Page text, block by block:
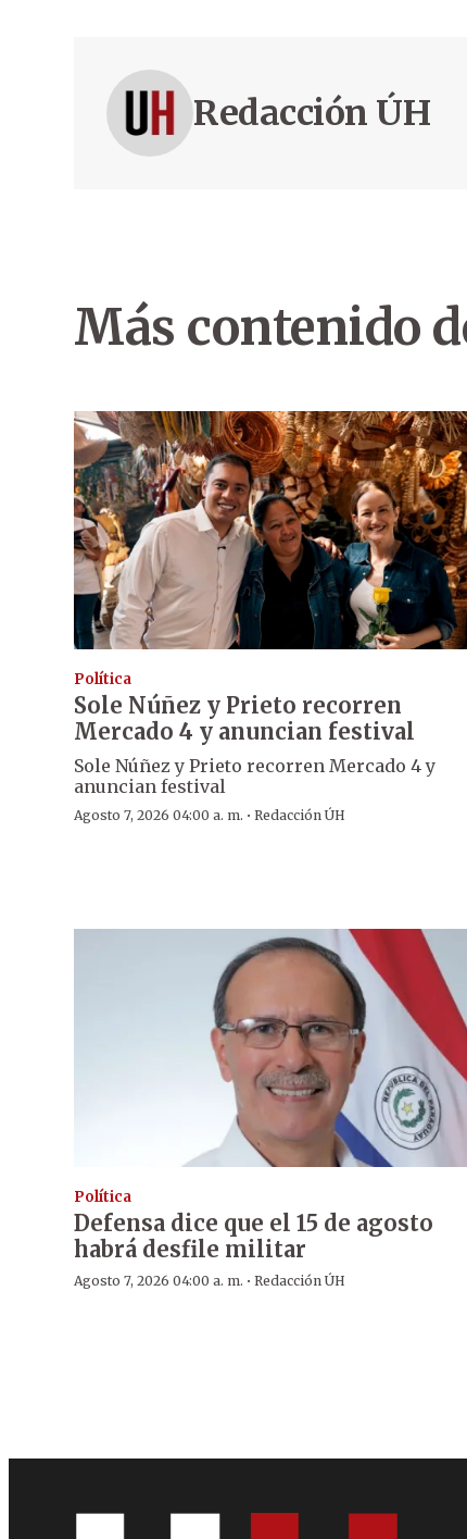
Redacción ÚH
Más contenido
Política
Sole Núñez y Prieto recorren
Mercado 4 y anuncian festival
Sole Núñez y Prieto recorren Mercado 4 y
anuncian festival
Agosto 7, 2026 04:00 a. m. · Redacción ÚH
Política
Defensa dice que el 15 de agosto
habrá desfile militar
Agosto 7, 2026 04:00 a. m. · Redacción ÚH